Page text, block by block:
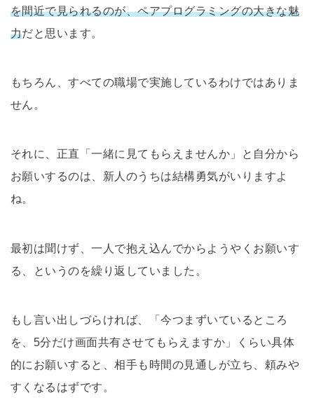
を間近で見られるのが、ペアプログラミングの大きな魅
力だと思います。
もちろん、すべての職場で実施しているわけではありま
せん。
それに、正直「一緒に見てもらえませんか」と自分から
お願いするのは、新人のうちは結構勇気がいりますよ
ね。
最初は聞けず、一人で抱え込んでからようやくお願いす
る、というのを繰り返していました。
もし言い出しづらければ、「今つまずいているところ
を、5分だけ画面共有させてもらえますか」くらい具体
的にお願いすると、相手も時間の見通しが立ち、頼みや
すくなるはずです。